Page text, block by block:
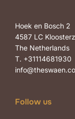
Hoek en Bosch 2
4587 LC
The Netherlands
T. +31114681930
Follow us